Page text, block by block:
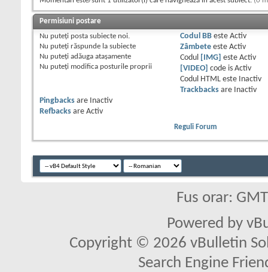
Permisiuni postare
Nu puteţi posta subiecte noi.
Nu puteţi răspunde la subiecte
Nu puteţi adăuga ataşamente
Nu puteţi modifica posturile proprii
Codul BBeste Activ
Zâmbeteeste Activ
Codul
[IMG] este Activ
[VIDEO] code is Activ
Codul HTML este
Inactiv
Trackbacksare
Inactiv
Pingbacks are
Inactiv
Refbacks are Activ
Reguli Forum
Fus orar:
Powered by
Copyright © 2026 vBulletin
Search Engine